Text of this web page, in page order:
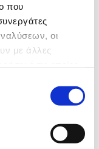
που
οι
με άλλες
nationals...